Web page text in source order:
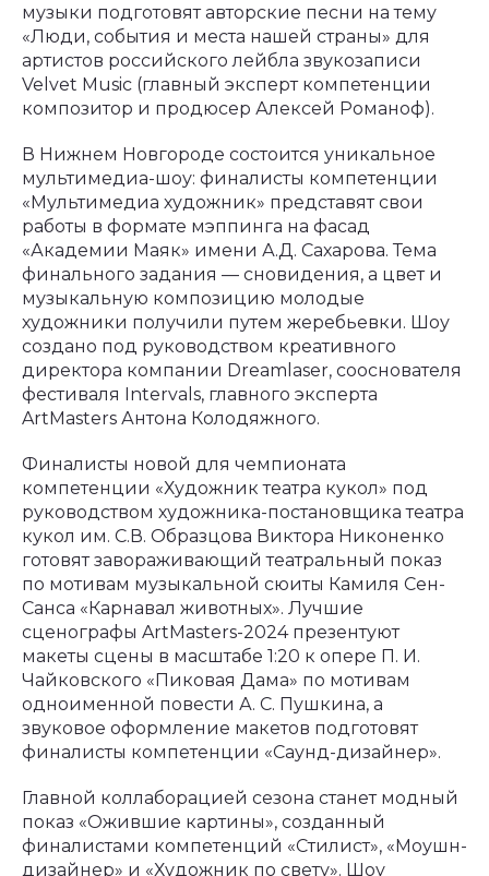
музыки подготовят авторские песни на тему
«Люди, события и места нашей страны» для
артистов российского лейбла звукозаписи
Velvet Music (главный эксперт компетенции
композитор и продюсер Алексей Романоф).
В Нижнем Новгороде состоится уникальное
мультимедиа-шоу: финалисты компетенции
«Мультимедиа художник» представят свои
работы в формате мэппинга на фасад
«Академии Маяк» имени А.Д. Сахарова. Тема
финального задания — сновидения, а цвет и
музыкальную композицию молодые
художники получили путем жеребьевки. Шоу
создано под руководством креативного
директора компании Dreamlaser, cооснователя
фестиваля Intervals, главного эксперта
ArtMasters Антона Колодяжного.
Финалисты новой для чемпионата
компетенции «Художник театра кукол» под
руководством художника-постановщика театра
кукол им. С.В. Образцова Виктора Никоненко
готовят завораживающий театральный показ
по мотивам музыкальной сюиты Камиля Сен-
Санса «Карнавал животных». Лучшие
сценографы ArtMasters-2024 презентуют
макеты сцены в масштабе 1:20 к опере П. И.
Чайковского «Пиковая Дама» по мотивам
одноименной повести А. С. Пушкина, а
звуковое оформление макетов подготовят
финалисты компетенции «Саунд-дизайнер».
Главной коллаборацией сезона станет модный
показ «Ожившие картины», созданный
финалистами компетенций «Стилист», «Моушн-
дизайнер» и «Художник по свету». Шоу